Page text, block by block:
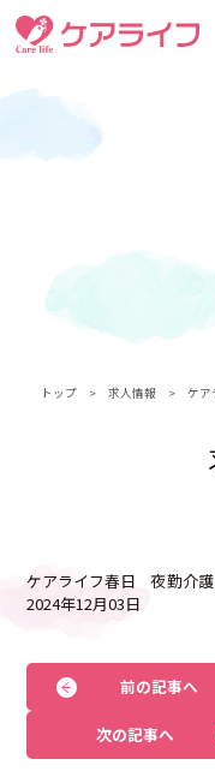
トップ 求人情報 ケア
ケアライフ春日 夜勤介護
2024年12月03日
前の記事へ
次の記事へ